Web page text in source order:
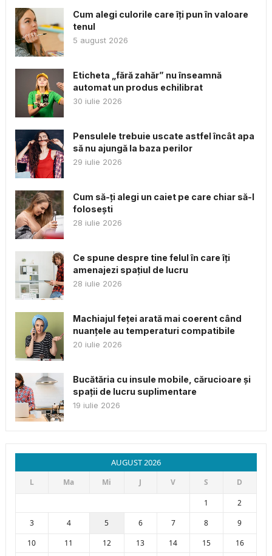
Cum alegi culorile care îți pun în valoare
tenul
5 august 2026
Eticheta „fără zahăr” nu înseamnă
automat un produs echilibrat
30 iulie 2026
Pensulele trebuie uscate astfel încât apa
să nu ajungă la baza perilor
29 iulie 2026
Cum să-ți alegi un caiet pe care chiar să-l
folosești
28 iulie 2026
Ce spune despre tine felul în care îți
amenajezi spațiul de lucru
28 iulie 2026
Machiajul feței arată mai coerent când
nuanțele au temperaturi compatibile
20 iulie 2026
Bucătăria cu insule mobile, cărucioare și
spații de lucru suplimentare
19 iulie 2026
AUGUST 2026
L Ma Mi J V S
D
1
2
3
4 5 6 7 8
9
10
11 12 13 14 15
16